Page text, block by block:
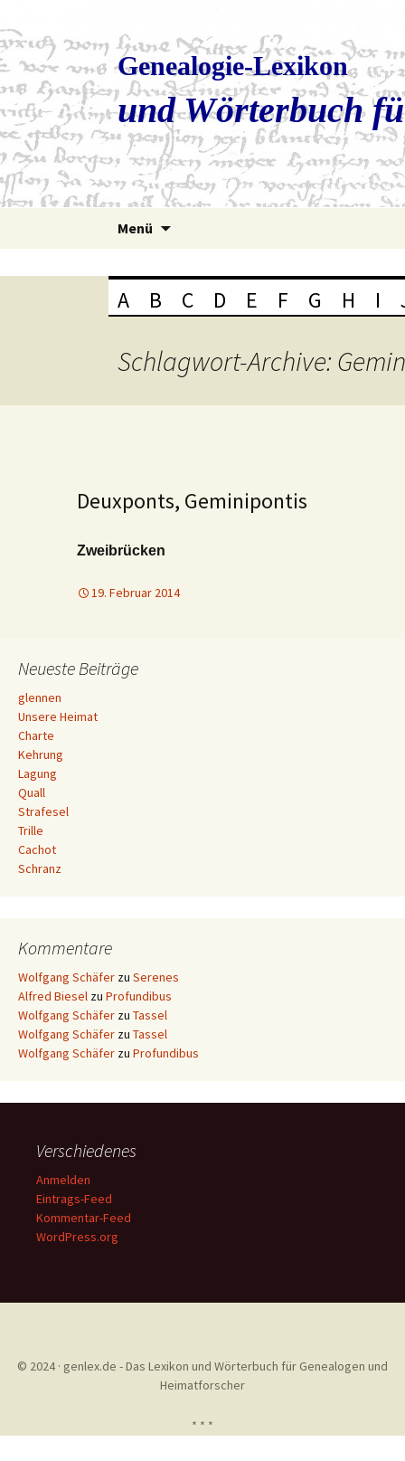
Genealogie-Lexikon
und Wörterbuch
Menü
A B C D E F G H I
Schlagwort-Archive:
Deuxponts, Geminipontis
Zweibrücken
19. Februar 2014
Neueste Beiträge
glennen
Unsere Heimat
Charte
Kehrung
Lagung
Quall
Strafesel
Trille
Cachot
Schranz
Kommentare
Wolfgang Schäfer zu Serenes
Alfred Biesel zu Profundibus
Wolfgang Schäfer zu Tassel
Wolfgang Schäfer zu Tassel
Wolfgang Schäfer zu Profundibus
Verschiedenes
Anmelden
Eintrags-Feed
Kommentar-Feed
WordPress.org
© 2024 · genlex.de - Das Lexikon und Wörterbuch für Genealogen und
Heimatforscher
* * *